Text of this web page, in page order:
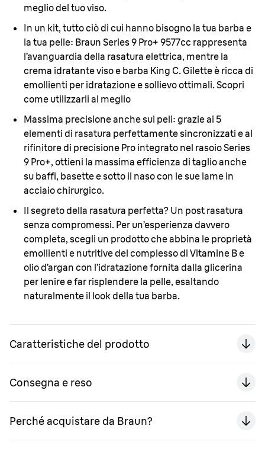
meglio del tuo viso.
In un kit, tutto ciò di cui hanno bisogno la tua barba e
la tua pelle: Braun Series 9 Pro+ 9577cc rappresenta
l’avanguardia della rasatura elettrica, mentre la
crema idratante viso e barba King C. Gilette è ricca di
emollienti per idratazione e sollievo ottimali. Scopri
come utilizzarli al meglio
Massima precisione anche sui peli: grazie ai 5
elementi di rasatura perfettamente sincronizzati e al
rifinitore di precisione Pro integrato nel rasoio Series
9 Pro+, ottieni la massima efficienza di taglio anche
su baffi, basette e sotto il naso con le sue lame in
acciaio chirurgico.
Il segreto della rasatura perfetta? Un post rasatura
senza compromessi. Per un’esperienza davvero
completa, scegli un prodotto che abbina le proprietà
emollienti e nutritive del complesso di Vitamine B e
olio d’argan con l’idratazione fornita dalla glicerina
per lenire e far risplendere la pelle, esaltando
naturalmente il look della tua barba.
Caratteristiche del prodotto
Consegna e reso
Perché acquistare da Braun?